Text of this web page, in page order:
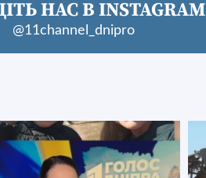
НАС В INSTAGRAM
@11channel_dnipro